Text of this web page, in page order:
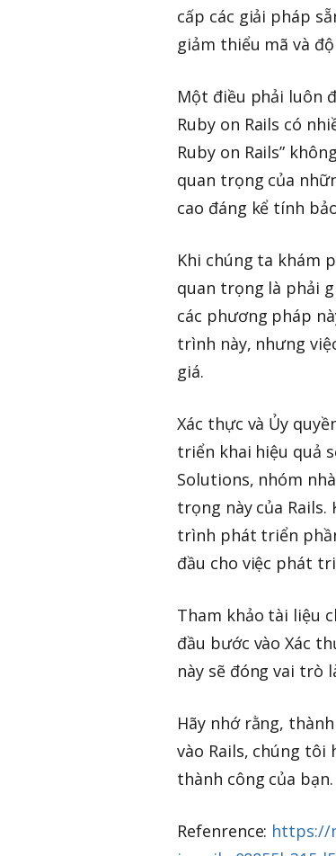
cấp các giải pháp
giảm thiểu mã và
Một điều phải luôn
Ruby on Rails có
Ruby on Rails”
quan trọng của
cao đáng kể tính
Khi chúng ta khám
quan trọng là phải
các phương pháp
trình này, nhưng
giá.
Xác thực và Ủy
triển khai hiệu quả
Solutions, nhóm
trọng này của
trình phát triển
đầu cho việc phát
Tham khảo tài liệu
đầu bước vào Xác
này sẽ đóng vai trò
Hãy nhớ rằng,
vào Rails, chúng
thành công của bạn.
Refenrence: https://